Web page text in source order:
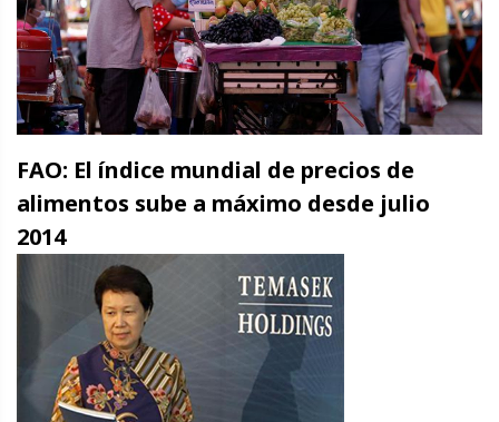
FAO: El índice mundial de precios de
alimentos sube a máximo desde julio
2014